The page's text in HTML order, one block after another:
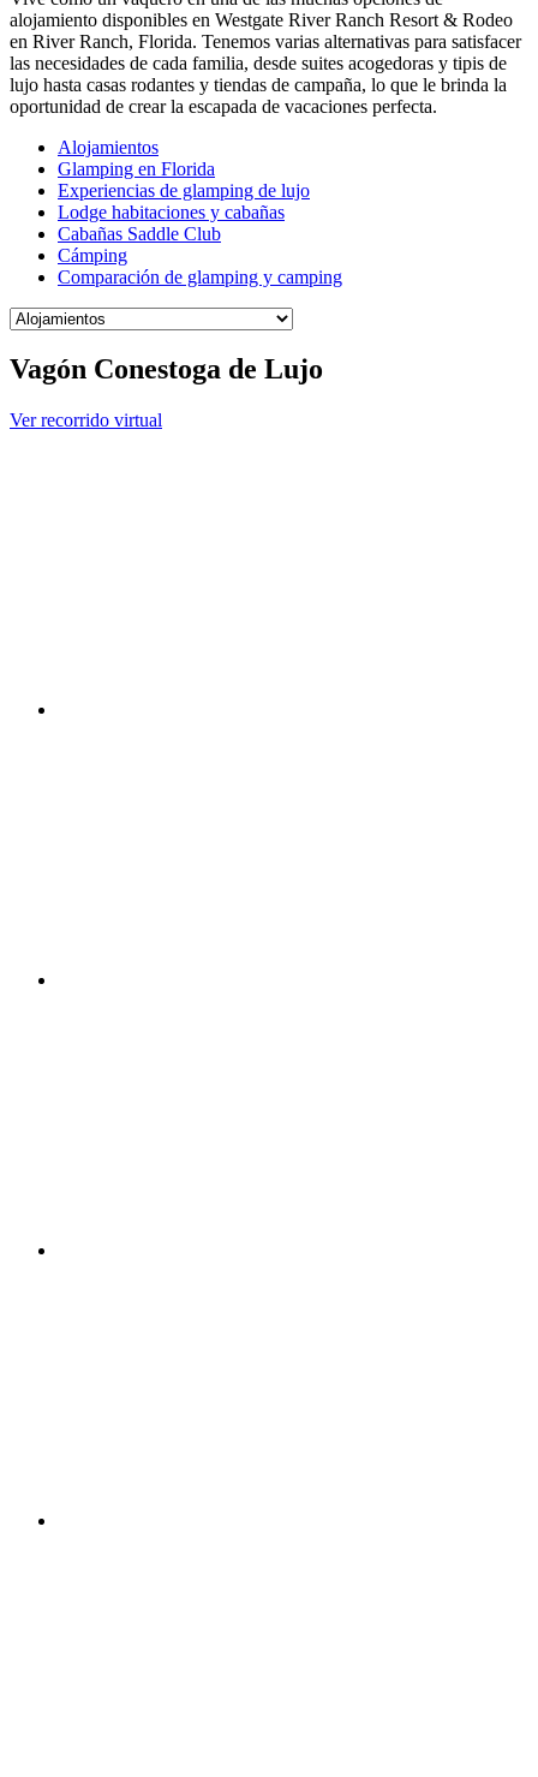
alojamiento disponibles en Westgate River Ranch Resort & Rodeo
en River Ranch, Florida. Tenemos varias alternativas para satisfacer
las necesidades de cada familia, desde suites acogedoras y tipis de
lujo hasta casas rodantes y tiendas de campaña, lo que le brinda la
oportunidad de crear la escapada de vacaciones perfecta.
Alojamientos
Glamping en Florida
Experiencias de glamping de lujo
Lodge habitaciones y cabañas
Cabañas Saddle Club
Cámping
Comparación de glamping y camping
Vagón Conestoga de Lujo
Ver recorrido virtual